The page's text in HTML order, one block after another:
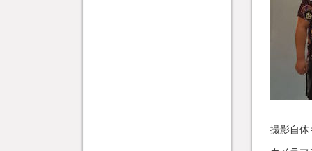
撮影自体